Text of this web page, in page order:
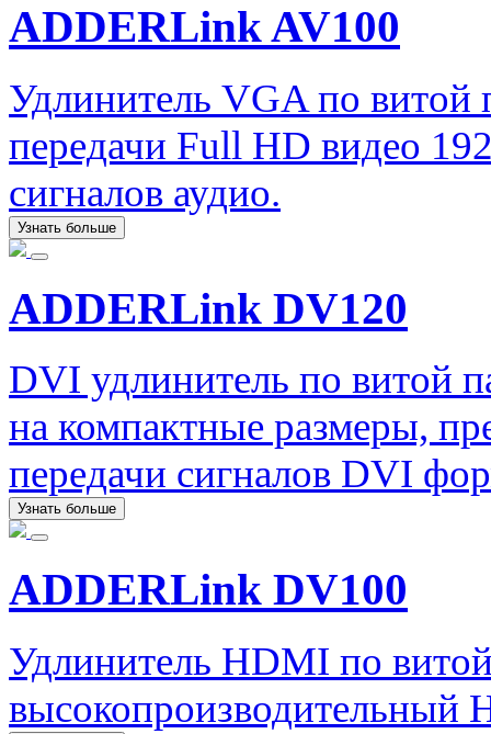
ADDERLink AV100
Удлинитель VGA по
передачи Full HD видео
сигналов аудио.
Узнать больше
ADDERLink DV120
DVI удлинитель по витой
на компактные размеры,
передачи сигналов DVI
Узнать больше
ADDERLink DV100
Удлинитель HDMI по
высокопроизводительный